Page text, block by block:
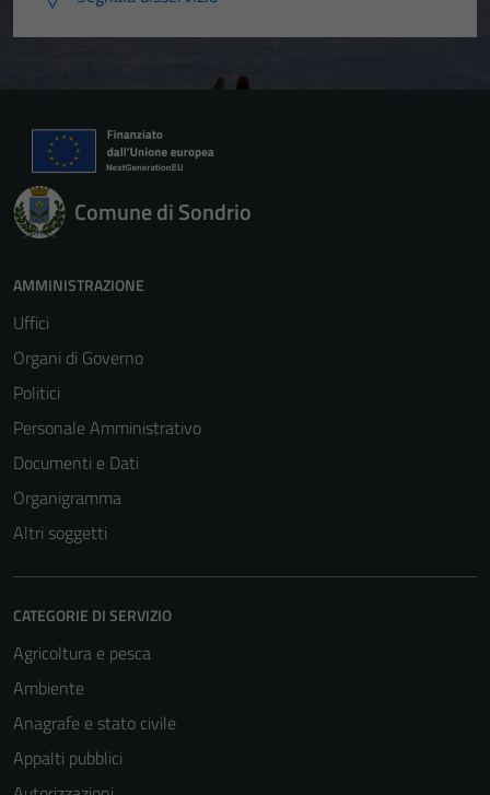
Comune di Sondrio
AMMINISTRAZIONE
Uffici
Organi di Governo
Politici
Personale Amministrativo
Documenti e Dati
Organigramma
Altri soggetti
CATEGORIE DI SERVIZIO
Agricoltura e pesca
Ambiente
Anagrafe e stato civile
Appalti pubblici